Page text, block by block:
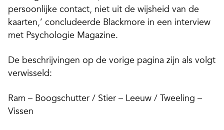
persoonlijke contact, niet uit de wijsheid van de
kaarten,’ concludeerde Blackmore in een interview
met Psychologie Magazine.
De beschrijvingen op de vorige pagina zijn als volgt
verwisseld:
Ram – Boogschutter / Stier – Leeuw / Tweeling –
Vissen